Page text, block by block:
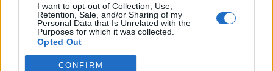
I want to opt-out of Collection, Use,
Retention, Sale, and/or Sharing of my
Personal Data that Is Unrelated with the
Purposes for which it was collected.
Opted Out
CONFIRM
Αποστολίδη, μπορείτε να ακούσετε στο...